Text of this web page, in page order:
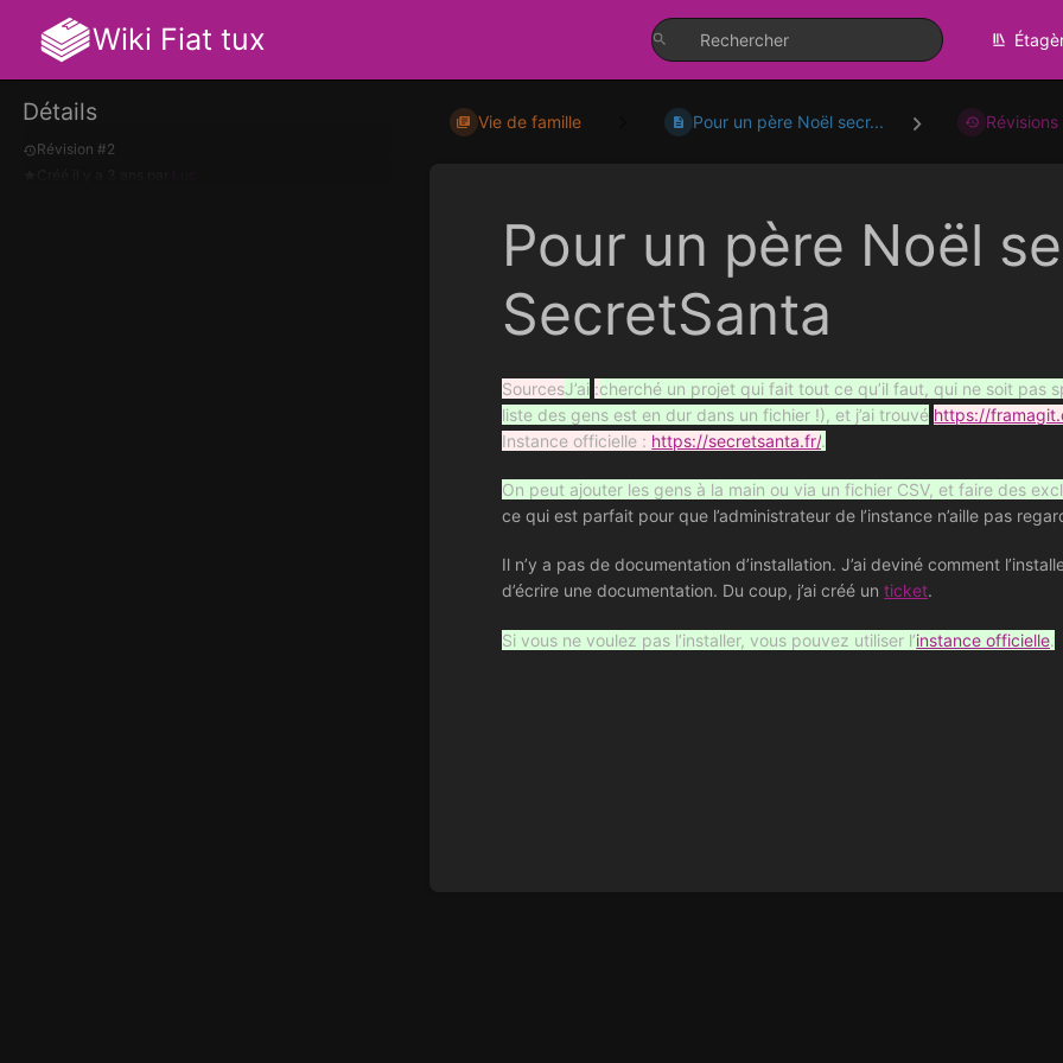
Wiki Fiat tux
Détails
Révision #2
Vie de famille Pour un père Noël secr...
Pour un père Noël
SecretSanta
SourcesJ’ai :cherché un projet qui fait tout ce qu’il faut, qui ne soit pas
liste des gens est en dur dans un fichier !), et j’ai trouvé https://
Instance officielle : https://secretsanta.fr/.
On peut ajouter les gens à la main ou via un fichier CSV, et faire des
ce qui est parfait pour que l’administrateur de l’instance n’aille pas
Il n’y a pas de documentation d’installation. J’ai deviné comment
d’écrire une documentation. Du coup, j’ai créé unticket.
Si vous ne voulez pas l’installer, vous pouvez utiliser l’instance officielle.